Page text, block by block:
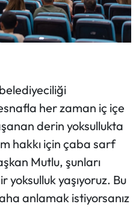
her zaman iç içe
derin yoksullukta
hakkı için çaba sarf
Mutlu, şunları
yoksulluk yaşıyoruz. Bu
anlamak istiyorsanız